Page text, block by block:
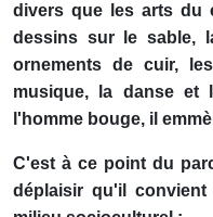
divers que les arts du
dessins sur le sable,
ornements de cuir,
musique, la danse et
l'homme bouge, il
C'est à ce point du
déplaisir qu'il